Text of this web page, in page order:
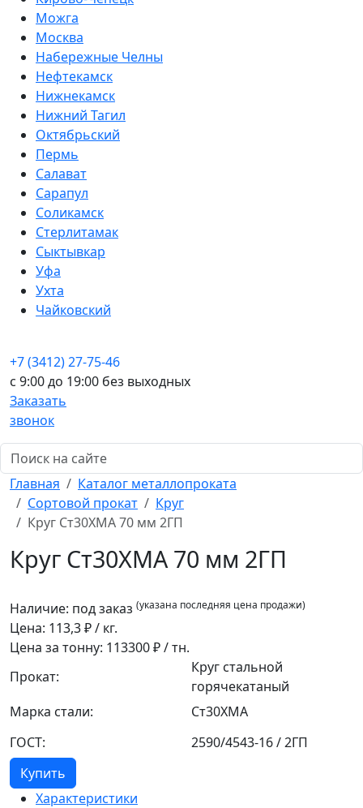
Можга
Москва
Набережные Челны
Нефтекамск
Нижнекамск
Нижний Тагил
Октябрьский
Пермь
Салават
Сарапул
Соликамск
Стерлитамак
Сыктывкар
Уфа
Ухта
Чайковский
+7 (3412) 27-75-46
c 9:00 до 19:00 без выходных
Заказать
звонок
Главная
Каталог металлопроката
Сортовой прокат
Круг
Круг Ст30ХМА 70 мм 2ГП
Круг Ст30ХМА 70 мм 2ГП
Наличие: под заказ (указана последняя цена продажи)
Цена: 113,3₽ / кг.
Цена за тонну: 113300₽ / тн.
Прокат:
Круг стальной
горячекатаный
Марка стали:
Ст30ХМА
ГОСТ:
2590/4543-16 / 2ГП
Купить
Характеристики